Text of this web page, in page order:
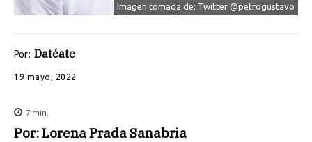
Imagen tomada de: Twitter @petrogustavo
Por: Datéate
19 mayo, 2022
7 min.
Por: Lorena Prada Sanabria